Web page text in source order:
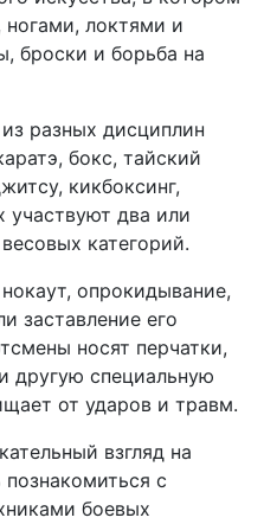
локтями и
броски и борьба на
разных дисциплин
бокс, тайский
кикбоксинг,
участвуют два или
категорий.
опрокидывание,
заставление его
носят перчатки,
другую специальную
от ударов и травм.
взгляд на
с
боевых